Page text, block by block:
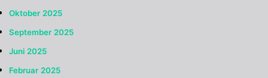
Oktober 2025
September 2025
Juni 2025
Februar 2025